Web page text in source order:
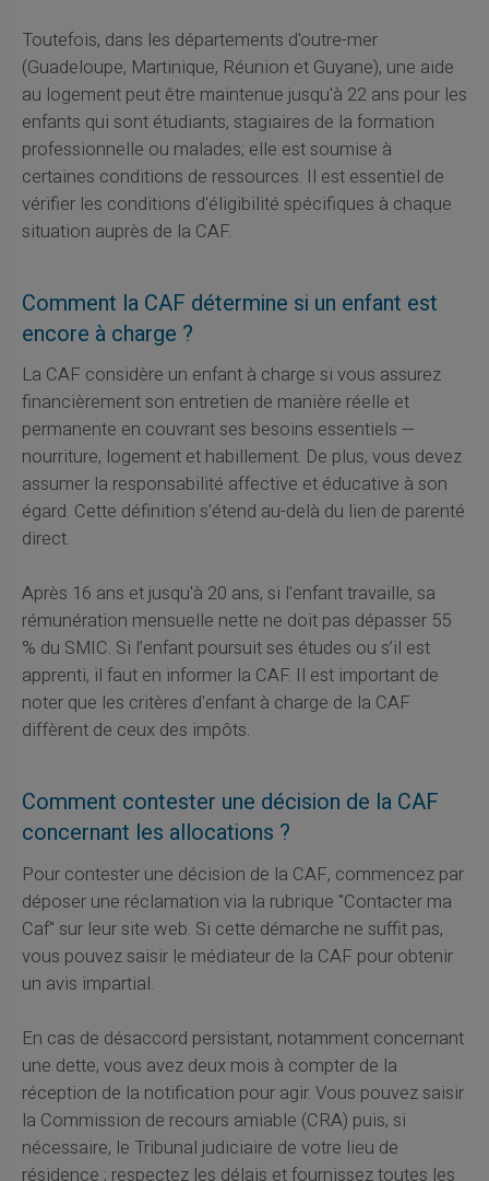
Toutefois, dans les départements d'outre-mer
(Guadeloupe, Martinique, Réunion et Guyane), une aide
au logement peut être maintenue jusqu'à 22 ans pour les
enfants qui sont étudiants, stagiaires de la formation
professionnelle ou malades; elle est soumise à
certaines conditions de ressources. Il est essentiel de
vérifier les conditions d'éligibilité spécifiques à chaque
situation auprès de la CAF.
Comment la CAF détermine si un enfant est
encore à charge ?
La CAF considère un enfant à charge si vous assurez
financièrement son entretien de manière réelle et
permanente en couvrant ses besoins essentiels —
nourriture, logement et habillement. De plus, vous devez
assumer la responsabilité affective et éducative à son
égard. Cette définition s'étend au-delà du lien de parenté
direct.
Après 16 ans et jusqu'à 20 ans, si l'enfant travaille, sa
rémunération mensuelle nette ne doit pas dépasser 55
% du SMIC. Si l’enfant poursuit ses études ou s’il est
apprenti, il faut en informer la CAF. Il est important de
noter que les critères d'enfant à charge de la CAF
diffèrent de ceux des impôts.
Comment contester une décision de la CAF
concernant les allocations ?
Pour contester une décision de la CAF, commencez par
déposer une réclamation via la rubrique "Contacter ma
Caf" sur leur site web. Si cette démarche ne suffit pas,
vous pouvez saisir le médiateur de la CAF pour obtenir
un avis impartial.
En cas de désaccord persistant, notamment concernant
une dette, vous avez deux mois à compter de la
réception de la notification pour agir. Vous pouvez saisir
la Commission de recours amiable (CRA) puis, si
nécessaire, le Tribunal judiciaire de votre lieu de
résidence ; respectez les délais et fournissez toutes les